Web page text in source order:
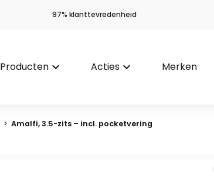
97% klanttevredenheid
Producten keyboard_arrow_down Acties keyboard_arrow_down Merken
> Amalfi, 3.5-zits – incl. pocketvering